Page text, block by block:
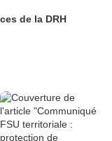
de la DRH